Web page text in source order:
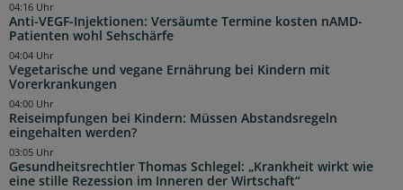
Anti-VEGF-Injektionen: Versäumte Termine kosten nAMD-
Patienten wohl Sehschärfe
04:16 Uhr
Vegetarische und vegane Ernährung bei Kindern mit
Vorerkrankungen
04:04 Uhr
Reiseimpfungen bei Kindern: Müssen Abstandsregeln
eingehalten werden?
04:00 Uhr
Gesundheitsrechtler Thomas Schlegel: „Krankheit wirkt wie
eine stille Rezession im Inneren der Wirtschaft“
03:05 Uhr